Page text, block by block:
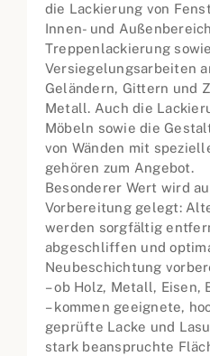
die Lackierung von
Innen- und
Treppenlackierung
Versiegelungsarbeiten
Geländern, Gittern und
Metall. Auch die
Möbeln sowie die
von Wänden mit
gehören zum Angebot.
Besonderer Wert wird
Vorbereitung gelegt:
werden sorgfältig
abgeschliffen und
Neubeschichtung
– ob Holz, Metall,
– kommen geeignete,
geprüfte Lacke und
stark beanspruchte